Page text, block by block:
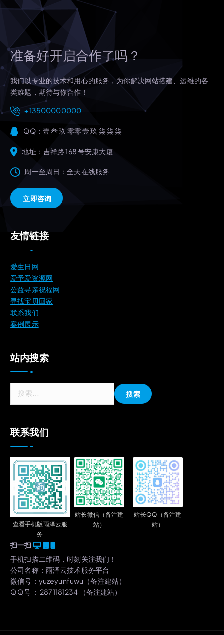
准备好开启合作了吗？
我们以专业的技术和用心的服务，为你解决网站搭建、运维的各
类难题，期待与你合作！
+13500000000
QQ：壹 叁 玖 零零 壹 玖 柒 柒 柒
地址：吉祥路 168 号安康大厦
周一至周日：全天在线服务
立即咨询
友情链接
爱生日网
爱予爱资源网
公益寻亲祝福网
寻找宝贝回家
联系我们
案例展示
站内搜索
联系我们
查看手机版雨泽云服
务
站长微信（备注建
站）
站长QQ（备注建
站）
扫一扫
手机扫描二维码，时刻关注我们！
公司名称：雨泽云技术服务平台
微信号：yuzeyunfuwu（备注建站）
Q Q号 ： 2871181234 （备注建站）